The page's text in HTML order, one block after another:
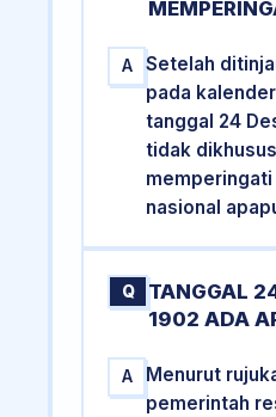
A
Setelah
pada
tanggal 24
tidak
nasional
Q
TANGGAL
1902 ADA
A
Menurut
pemerintah